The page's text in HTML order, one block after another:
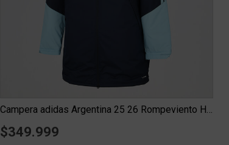
Campera adidas Argentina 25 26 Rompeviento Hombre
$349.999